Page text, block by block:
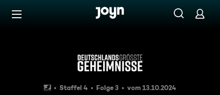
Zum Inhalt springen
Das größte Fledermaus-
Staffel 4 Folge 3 vom 13.10.2024